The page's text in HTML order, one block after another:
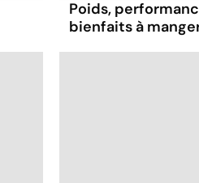
Poids,
bienfaits à